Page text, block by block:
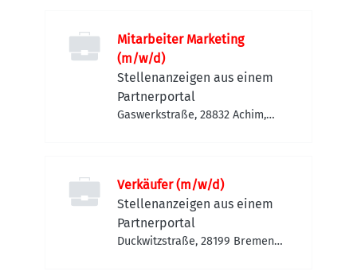
Mitarbeiter Marketing
(m/w/d)
Stellenanzeigen aus einem
Partnerportal
Gaswerkstraße, 28832 Achim,
Verkäufer (m/w/d)
Stellenanzeigen aus einem
Partnerportal
Duckwitzstraße, 28199 Bremen-